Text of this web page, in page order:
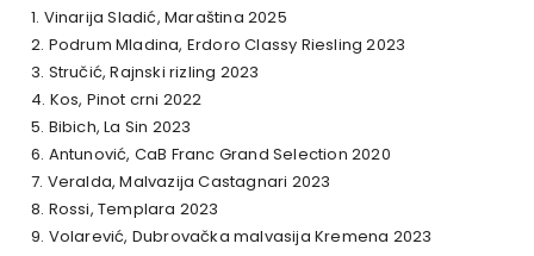
1. Vinarija Sladić, Maraština 2025
2. Podrum Mladina, Erdoro Classy Riesling 2023
3. Stručić, Rajnski rizling 2023
4. Kos, Pinot crni 2022
5. Bibich, La Sin 2023
6. Antunović, CaB Franc Grand Selection 2020
7. Veralda, Malvazija Castagnari 2023
8. Rossi, Templara 2023
9. Volarević, Dubrovačka malvasija Kremena 2023